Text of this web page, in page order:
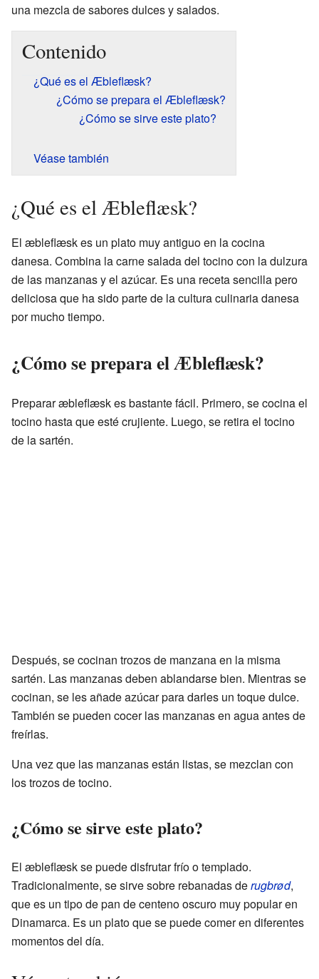
una mezcla de sabores dulces y salados.
Contenido
¿Qué es el Æbleflæsk?
¿Cómo se prepara el Æbleflæsk?
¿Cómo se sirve este plato?
Véase también
¿Qué es el Æbleflæsk?
El æbleflæsk es un plato muy antiguo en la cocina
danesa. Combina la carne salada del tocino con la dulzura
de las manzanas y el azúcar. Es una receta sencilla pero
deliciosa que ha sido parte de la cultura culinaria danesa
por mucho tiempo.
¿Cómo se prepara el Æbleflæsk?
Preparar æbleflæsk es bastante fácil. Primero, se cocina el
tocino hasta que esté crujiente. Luego, se retira el tocino
de la sartén.
Después, se cocinan trozos de manzana en la misma
sartén. Las manzanas deben ablandarse bien. Mientras se
cocinan, se les añade azúcar para darles un toque dulce.
También se pueden cocer las manzanas en agua antes de
freírlas.
Una vez que las manzanas están listas, se mezclan con
los trozos de tocino.
¿Cómo se sirve este plato?
El æbleflæsk se puede disfrutar frío o templado.
Tradicionalmente, se sirve sobre rebanadas derugbrød,
que es un tipo de pan de centeno oscuro muy popular en
Dinamarca. Es un plato que se puede comer en diferentes
momentos del día.